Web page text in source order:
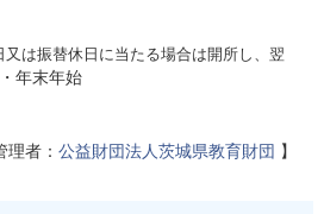
又は振替休日に当たる場合は開所し、翌
・年末年始
理者： 公益財団法人茨城県教育財団 】